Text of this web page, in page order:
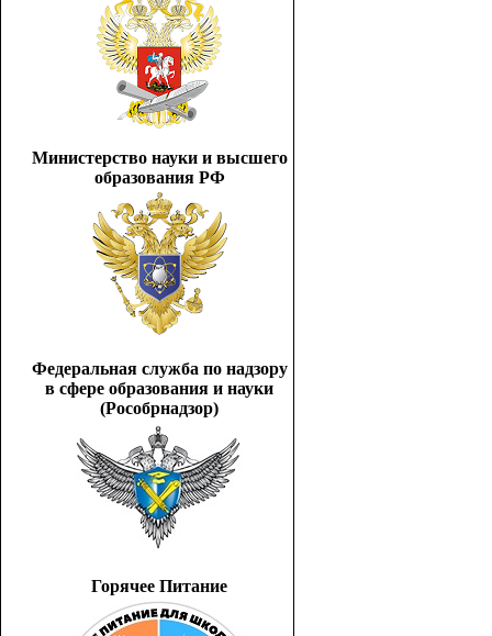
Министерство науки и высшего
образования РФ
Федеральная служба по надзору
в сфере образования и науки
(Рособрнадзор)
Горячее Питание